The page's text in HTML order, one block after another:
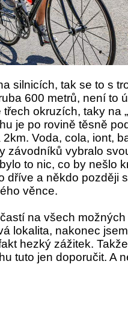
silnicích, tak se to s
600 metrů, není to
okruzích, taky na
je po rovině těsně
Voda, cola, iont,
závodníků vybralo
to nic, co by nešlo
dříve a někdo později
věnce.
na všech
lokalita, nakonec
hezký zážitek.
tuto jen doporučit. A